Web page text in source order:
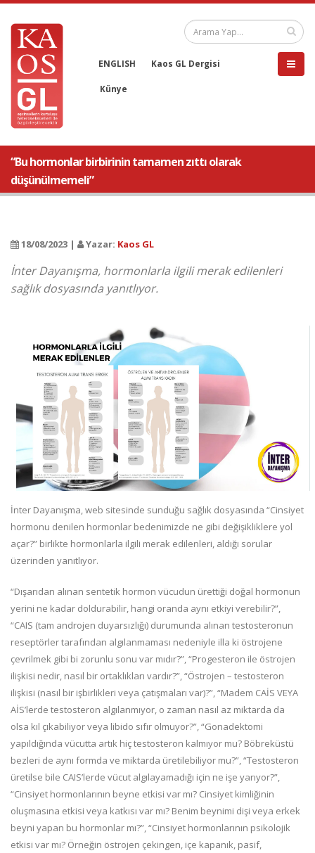
ENGLISH Kaos GL Dergisi
Künye
“Bu hormonlar birbirinin tamamen zıttı olarak
düşünülmemeli”
18/08/2023 | Yazar: Kaos GL
İnter Dayanışma, hormonlarla ilgili merak edilenleri
sağlık dosyasında yanıtlıyor.
İnter Dayanışma, web sitesinde sunduğu sağlık dosyasında “Cinsiyet
hormonu denilen hormonlar bedenimizde ne gibi değişikliklere yol
açar?” birlikte hormonlarla ilgili merak edilenleri, aldığı sorular
üzerinden yanıtlıyor.
“Dışarıdan alınan sentetik hormon vücudun ürettiği doğal hormonun
yerini ne kadar doldurabilir, hangi oranda aynı etkiyi verebilir?”,
“CAIS (tam androjen duyarsızlığı) durumunda alınan testosteronun
reseptörler tarafından algılanmaması nedeniyle illa ki östrojene
çevrilmek gibi bi zorunlu sonu var mıdır?”, “Progesteron ile östrojen
ilişkisi nedir, nasıl bir ortaklıkları vardır?”, “Östrojen – testosteron
ilişkisi (nasıl bir işbirlikleri veya çatışmaları var)?”, “Madem CAİS VEYA
AİS’lerde testosteron algılanmıyor, o zaman nasıl az miktarda da
olsa kıl çıkabiliyor veya libido sıfır olmuyor?”, “Gonadektomi
yapıldığında vücutta artık hiç testosteron kalmıyor mu? Böbreküstü
bezleri de aynı formda ve miktarda üretilebiliyor mu?”, “Testosteron
üretilse bile CAIS’lerde vücut algılayamadığı için ne işe yarıyor?”,
“Cinsiyet hormonlarının beyne etkisi var mı? Cinsiyet kimliğinin
oluşmasına etkisi veya katkısı var mı? Benim beynimi dişi veya erkek
beyni yapan bu hormonlar mı?”, “Cinsiyet hormonlarının psikolojik
etkisi var mı? Örneğin östrojen çekingen, içe kapanık, pasif,